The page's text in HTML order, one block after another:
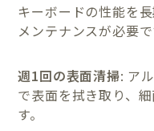
キーボードの性能を
メンテナンスが必要で
週1回の表面清掃: ア
で表面を拭き取り、
す。